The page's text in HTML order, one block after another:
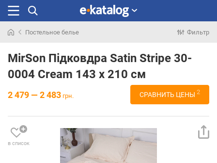
раньше
Постельное белье Фильтр
MirSon Підковдра Satin Stripe 30-
0004 Cream 143 x 210 см
2 479 — 2 483 грн. СРАВНИТЬ ЦЕНЫ 2
в список